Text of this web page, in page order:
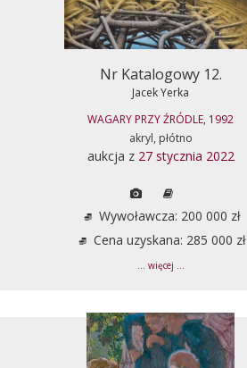
Nr Katalogowy 12.
Jacek Yerka
WAGARY PRZY ŹRÓDLE, 1992
akryl, płótno
aukcja z 27 stycznia 2022
Wywoławcza: 200 000 zł
Cena uzyskana: 285 000 zł
... więcej ...